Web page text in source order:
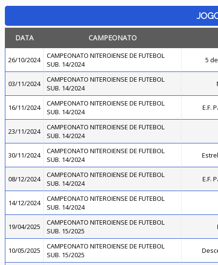
DATA CAMPEONATO
26/10/2024
CAMPEONATO NITEROIENSE DE FUTEBOL
SUB. 14/2024
5
03/11/2024
CAMPEONATO NITEROIENSE DE FUTEBOL
SUB. 14/2024
16/11/2024
CAMPEONATO NITEROIENSE DE FUTEBOL
SUB. 14/2024
E.F.
23/11/2024
CAMPEONATO NITEROIENSE DE FUTEBOL
SUB. 14/2024
30/11/2024
CAMPEONATO NITEROIENSE DE FUTEBOL
SUB. 14/2024
08/12/2024
CAMPEONATO NITEROIENSE DE FUTEBOL
SUB. 14/2024
E.F.
14/12/2024
CAMPEONATO NITEROIENSE DE FUTEBOL
SUB. 14/2024
19/04/2025
CAMPEONATO NITEROIENSE DE FUTEBOL
SUB. 15/2025
10/05/2025
CAMPEONATO NITEROIENSE DE FUTEBOL
SUB. 15/2025